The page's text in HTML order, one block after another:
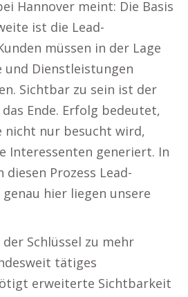
Hannover meint: Die Basis
ist die Lead-
müssen in der Lage
und Dienstleistungen
Sichtbar zu sein ist der
Ende. Erfolg bedeutet,
nicht nur besucht wird,
Interessenten generiert. In
diesen Prozess Lead-
hier liegen unsere
Schlüssel zu mehr
tätiges
erweiterte Sichtbarkeit